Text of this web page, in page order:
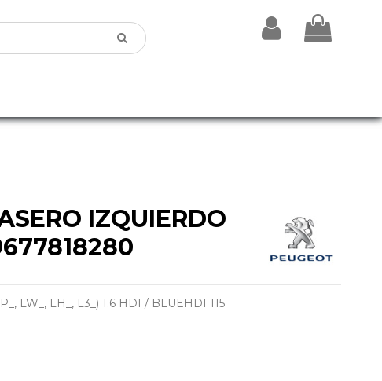
IZQUIERDO
LW_, LH_, L3_) 1.6 HDI / BLUEHDI 115